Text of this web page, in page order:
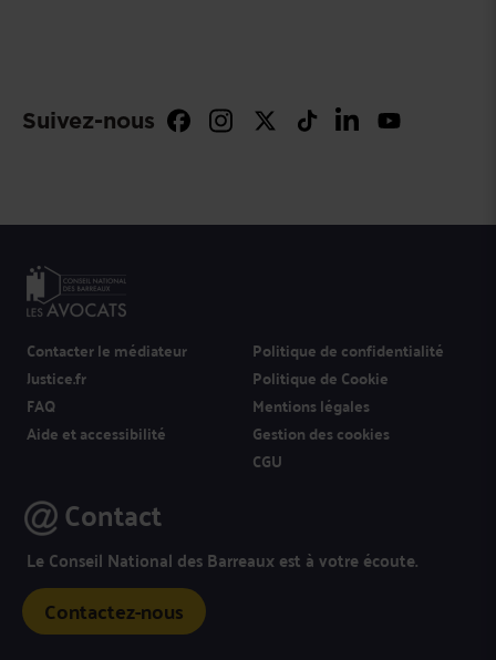
Suivez-nous
Contacter le médiateur
Justice.fr
FAQ
Aide et accessibilité
Politique de confidentialité
Politique de Cookie
Mentions légales
Gestion des cookies
CGU
Contact
Le Conseil National des Barreaux est à votre écoute.
Contactez-nous